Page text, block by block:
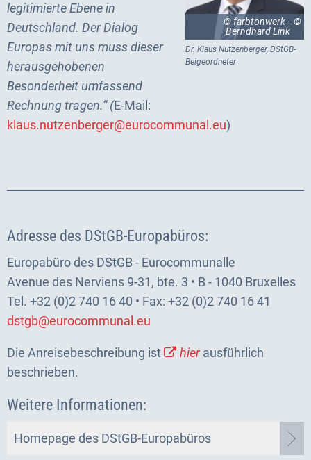
© farbtonwerk -
Berndhard Link
Dr. Klaus Nutzenberger, DStGB-
Beigeordneter
legitimierte Ebene in
Deutschland. Der Dialog
Europas mit uns muss dieser
herausgehobenen
Besonderheit umfassend
Rechnung tragen.“ (E-Mail:
klaus.nutzenberger@eurocommunal.eu)
Adresse des DStGB-Europabüros:
Europabüro des DStGB - Eurocommunalle
Avenue des Nerviens 9-31, bte. 3 • B - 1040 Bruxelles
Tel. +32 (0)2 740 16 40 • Fax: +32 (0)2 740 16 41
dstgb@eurocommunal.eu
Die Anreisebeschreibung ist hierausführlich
beschrieben.
Weitere Informationen:
Homepage des DStGB-Europabüros